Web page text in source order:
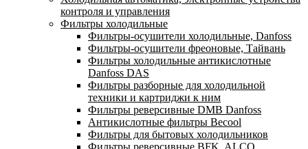
контроля и управления
Фильтры холодильные
Фильтры-осушители холодильные, Danfoss
Фильтры-осушители фреоновые, Тайвань
Фильтры холодильные антикислотные
Danfoss DAS
Фильтры разборные для холодильной
техники и картриджи к ним
Фильтры реверсивные DMB Danfoss
Антикислотные фильтры Becool
Фильтры для бытовых холодильников